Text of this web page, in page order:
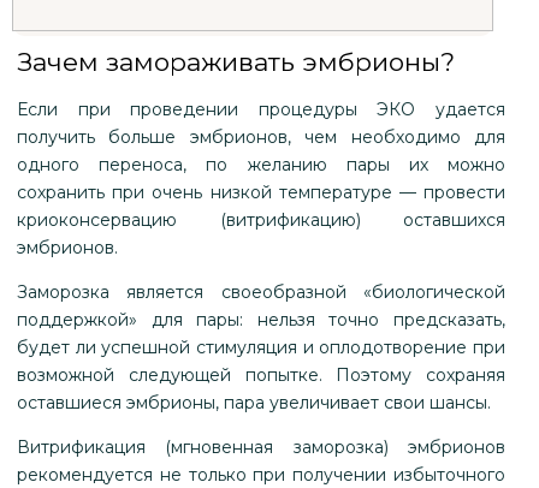
Зачем замораживать эмбрионы?
Если при проведении процедуры ЭКО удается
получить больше эмбрионов, чем необходимо для
одного переноса, по желанию пары их можно
сохранить при очень низкой температуре — провести
криоконсервацию (витрификацию) оставшихся
эмбрионов.
Заморозка является своеобразной «биологической
поддержкой» для пары: нельзя точно предсказать,
будет ли успешной стимуляция и оплодотворение при
возможной следующей попытке. Поэтому сохраняя
оставшиеся эмбрионы, пара увеличивает свои шансы.
Витрификация (мгновенная заморозка) эмбрионов
рекомендуется не только при получении избыточного